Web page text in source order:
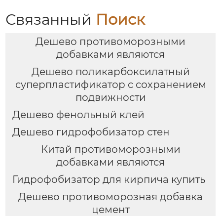
Связанный Поиск
Дешево противоморозными
добавками являются
Дешево поликарбоксилатный
суперпластификатор с сохранением
подвижности
Дешево фенольный клей
Дешево гидрофобизатор стен
Китай противоморозными
добавками являются
Гидрофобизатор для кирпича купить
Дешево противоморозная добавка
цемент